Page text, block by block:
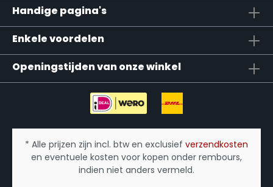
Handige pagina's
Enkele voordelen
Openingstijden van onze winkel
* Alle prijzen zijn incl. btw en exclusief verzendkosten
en eventuele kosten voor kopen onder rembours,
indien niet anders vermeld.